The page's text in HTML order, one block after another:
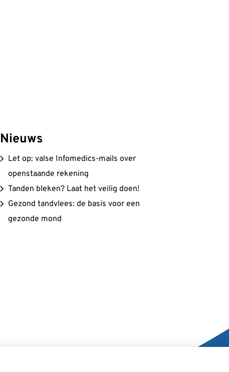
Nieuws
Let op: valse Infomedics-mails over
openstaande rekening
Tanden bleken? Laat het veilig doen!
Gezond tandvlees: de basis voor een
gezonde mond